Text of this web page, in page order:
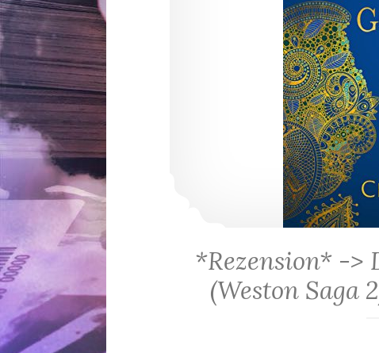
*Rezension* ->
(Weston Saga